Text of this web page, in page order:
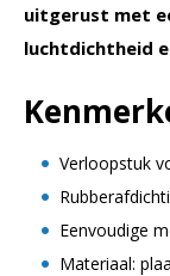
uitgerust met
luchtdichtheid
Verloopstuk
Eenvoudige
Materiaal: